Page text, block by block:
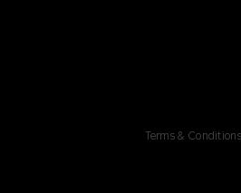
Terms & Conditions